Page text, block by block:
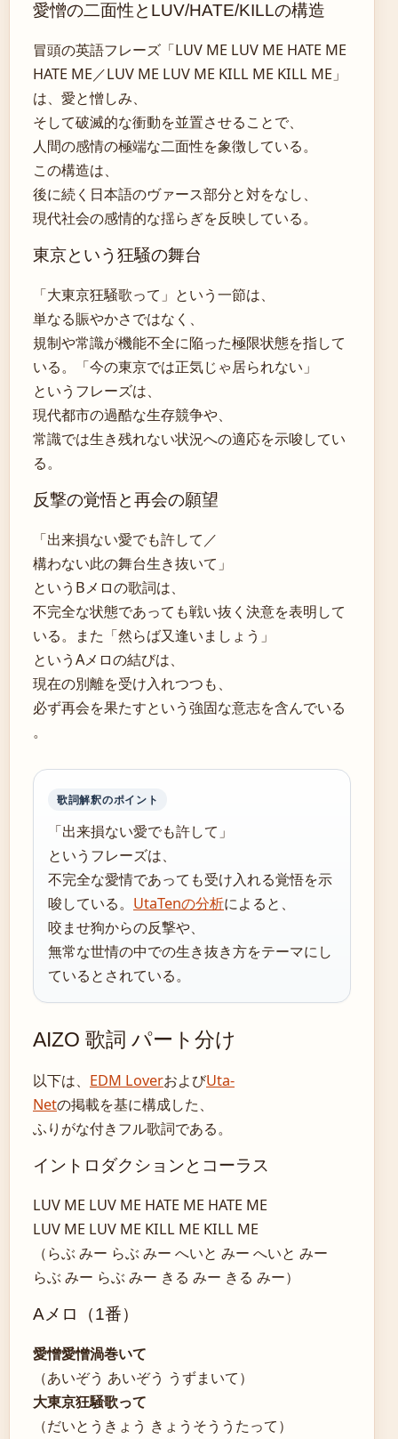
愛憎の二面性とLUV/HATE/KILLの構造
冒頭の英語フレーズ「LUV ME LUV ME HATE ME
HATE ME／LUV ME LUV ME KILL ME KILL ME」
は、愛と憎しみ、
そして破滅的な衝動を並置させることで、
人間の感情の極端な二面性を象徴している。
この構造は、
後に続く日本語のヴァース部分と対をなし、
現代社会の感情的な揺らぎを反映している。
東京という狂騒の舞台
「大東京狂騒歌って」という一節は、
単なる賑やかさではなく、
規制や常識が機能不全に陥った極限状態を指して
いる。「今の東京では正気じゃ居られない」
というフレーズは、
現代都市の過酷な生存競争や、
常識では生き残れない状況への適応を示唆してい
る。
反撃の覚悟と再会の願望
「出来損ない愛でも許して／
構わない此の舞台生き抜いて」
というBメロの歌詞は、
不完全な状態であっても戦い抜く決意を表明して
いる。また「然らば又逢いましょう」
というAメロの結びは、
現在の別離を受け入れつつも、
必ず再会を果たすという強固な意志を含んでいる
。
歌詞解釈のポイント
「出来損ない愛でも許して」
というフレーズは、
不完全な愛情であっても受け入れる覚悟を示
唆している。 UtaTenの分析によると、
咬ませ狗からの反撃や、
無常な世情の中での生き抜き方をテーマにし
ているとされている。
AIZO 歌詞 パート分け
以下は、 EDM LoverおよびUta-
Netの掲載を基に構成した、
ふりがな付きフル歌詞である。
イントロダクションとコーラス
LUV ME LUV ME HATE ME HATE ME
LUV ME LUV ME KILL ME KILL ME
（らぶ みー らぶ みー へいと みー へいと みー
らぶ みー らぶ みー きる みー きる みー）
Aメロ（1番）
愛憎愛憎渦巻いて
（あいぞう あいぞう うずまいて）
大東京狂騒歌って
（だいとうきょう きょうそううたって）